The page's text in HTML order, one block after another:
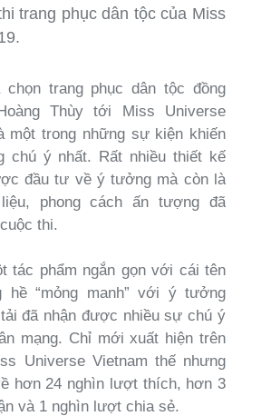
trang phục dân tộc của Miss
trang phục dân tộc đồng
Thùy tới Miss Universe
một trong những sự kiện khiến
chú ý nhất. Rất nhiều thiết kế
đầu tư về ý tưởng mà còn là
phong cách ấn tượng đã
thi.
tác phẩm ngắn gọn với cái tên
hề “mỏng manh” với ý tưởng
đã nhận được nhiều sự chú ý
mạng. Chỉ mới xuất hiện trên
Universe Vietnam thế nhưng
hơn 24 nghìn lượt thích, hơn 3
và 1 nghìn lượt chia sẻ.